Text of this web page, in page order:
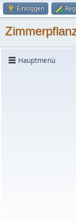
Einloggen
Hauptmenü